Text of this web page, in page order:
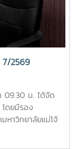
า ศรีนฤวรรณ ผู้
การฯ โดยมีผู้
หัวหน้างานสรรหา
การ การประชุม
นผลการปฏิบัติ
ณฑ์ที่มหาวิทยาลัย
โยบายของ
2569
09.30 น. ได้จัด
ดยมีรอง
หาวิทยาลัยแม่โจ้
โจ้ และจัดประชุม